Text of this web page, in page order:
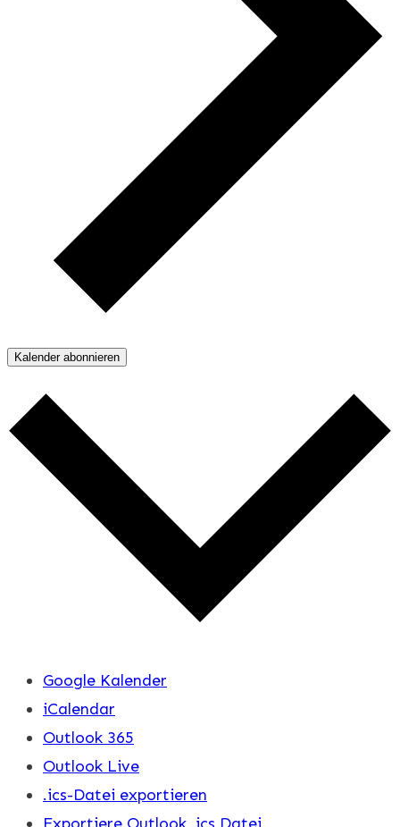
Kalender abonnieren
Google Kalender
iCalendar
Outlook 365
Outlook Live
.ics-Datei exportieren